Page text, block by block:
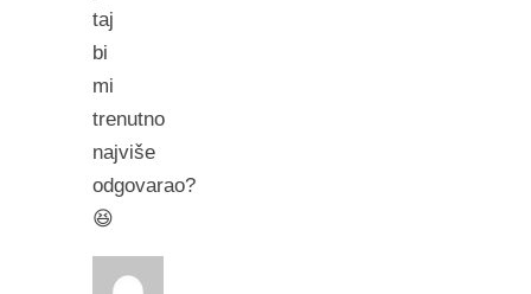
taj
bi
mi
trenutno
najviše
odgovarao?
😆